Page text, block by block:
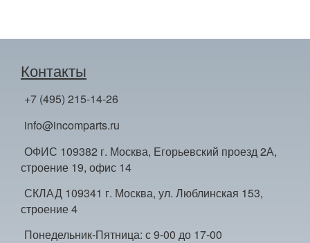
Контакты
+7 (495) 215-14-26
info@incomparts.ru
ОФИС 109382 г. Москва, Егорьевский проезд 2А,
строение 19, офис 14
СКЛАД 109341 г. Москва, ул. Люблинская 153,
строение 4
Понедельник-Пятница: с 9-00 до 17-00